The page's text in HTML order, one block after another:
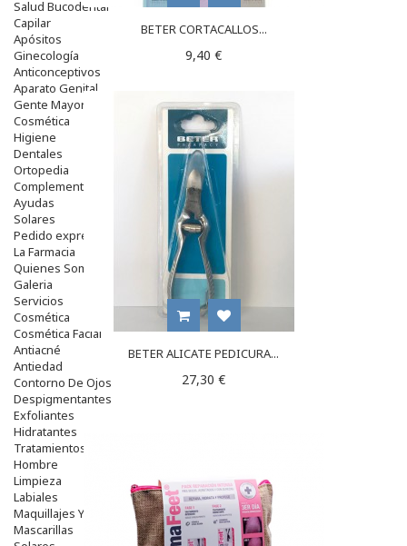
Salud Bucodental
Capilar
Apósitos
Ginecología
Anticonceptivos
Aparato Genital
Gente Mayor
Cosmética
Higiene
Dentales
Ortopedia
Complementos Nutricionales.
Ayudas
Solares
Pedido express
La Farmacia
Quienes Somos
Galeria
Servicios
Cosmética
Cosmética Facial
Antiacné
Antiedad
Contorno De Ojos
Despigmentantes
Exfoliantes
Hidratantes
Tratamientos De Noche
Hombre
Limpieza
Labiales
Maquillajes Y Color
Mascarillas
BETER CORTACALLOS...
9,40 €
BETER ALICATE PEDICURA...
27,30 €